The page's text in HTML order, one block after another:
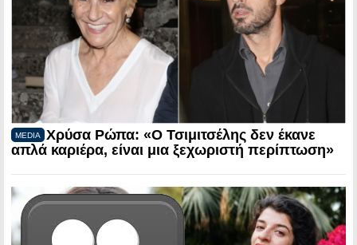
MEDIA
Χρύσα Ρώπα: «Ο Τσιμιτσέλης δεν έκανε
απλά καριέρα, είναι μια ξεχωριστή περίπτωση»